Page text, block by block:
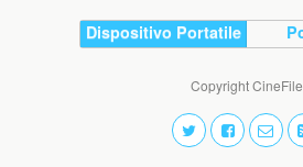
Dispositivo Portatile
Copyright CineFile